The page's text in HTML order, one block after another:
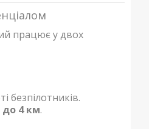
працює у двох
безпілотників.
до 4 км.